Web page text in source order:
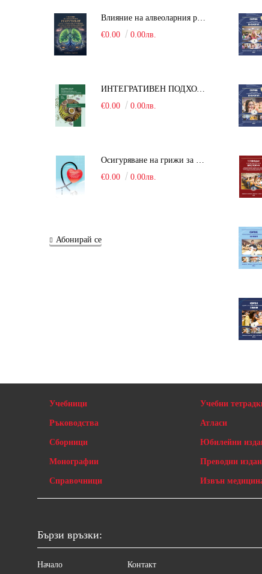
Влияние на алвеоларния рекрутмънт върху белодробната функция при робот-асистирана хирургия в положение Тренделенбург
€0.00
0.00лв.
ИНТЕГРАТИВЕН ПОДХОД В БОРБАТА С COVID-19: От патогенезата на Sars-Cov-2 до фитомедицината и етноботаниката. Антивирусна активност и терапевтичен потенциал на българските лечебни растения
€0.00
0.00лв.
€0.00
0.00лв.
Абонирай се
Учебници
Ръководства
Сборници
Монографии
Справочници
Учебни
Атласи
Юбилейни
Преводни
Извън
Бързи връзки:
Начало Контакт